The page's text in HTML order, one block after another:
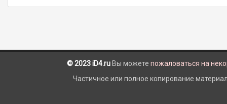
© 2023 iD4.ruВы можете пожаловаться на
Частичное или полное копирование